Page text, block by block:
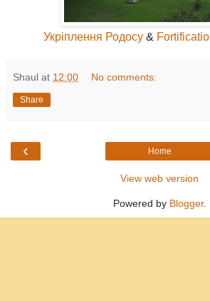
Укріплення Родосу&
Shaul at 12:00 No comments:
Share
‹ Home
View web version
Powered by Blogger.